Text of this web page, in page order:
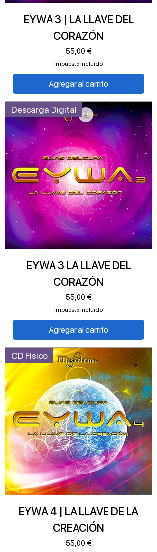
EYWA 3 | LA LLAVE DEL
CORAZÓN
Precio
55,00 €
Impuesto incluido
Agregar al carrito
Descarga Digital
EYWA 3 LA LLAVE DEL
CORAZÓN
Precio
55,00 €
Impuesto incluido
Agregar al carrito
CD Físico
EYWA 4 | LA LLAVE DE LA
CREACIÓN
Precio
55,00 €